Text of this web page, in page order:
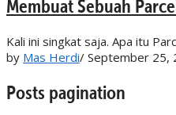
Membuat Sebuah
Kali ini singkat saja. Apa itu
by Mas Herdi/ September 25,
Posts pagination